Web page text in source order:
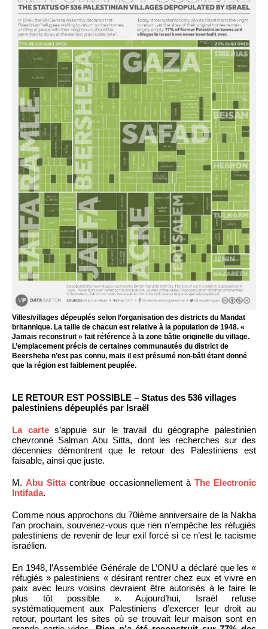
Villes/villages dépeuplés selon l’organisation des districts du Mandat
britannique. La taille de chacun est relative à la population de 1948. «
Jamais reconstruit » fait référence à la zone bâtie originelle du village.
L’emplacement précis de certaines communautés du district de
Beersheba n’est pas connu, mais il est présumé non-bâti étant donné
que la région est faiblement peuplée.
LE RETOUR EST POSSIBLE – Status des 536 villages
palestiniens dépeuplés par Israël
La cartes’appuie sur le travail du géographe palestinien
chevronné Salman Abu Sitta, dont les recherches sur des
décennies démontrent que le retour des Palestiniens est
faisable, ainsi que juste.
M. Abu Sittacontribue occasionnellement à The Electronic
Intifada.
Comme nous approchons du 70ième anniversaire de la Nakba
l’an prochain, souvenez-vous que rien n’empêche les réfugiés
palestiniens de revenir de leur exil forcé si ce n’est le racisme
israélien.
En 1948, l’Assemblée Générale de L’ONU a déclaré que les «
réfugiés » palestiniens « désirant rentrer chez eux et vivre en
paix avec leurs voisins devraient être autorisés à le faire le
plus tôt possible ». Aujourd’hui, Israël refuse
systématiquement aux Palestiniens d’exercer leur droit au
retour, pourtant les sites où se trouvait leur maison sont en